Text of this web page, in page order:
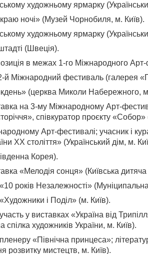
художньому ярмарку
ночі» (Музей Чорнобиля, м. Київ).
художньому ярмарку
(Швеція).
в межах 1-го Міжнародного
й Міжнародний фестиваль (галерея
(церква Миколи Набережного,
на 3-му Міжнародному Арт-
співкуратор проєкту «Собор»
Арт-фестивалі; учасник і
ХХ століття» (Український дім, м.
Корея).
«Мелодія сонця» (Київська
років Незалежності»
і Поділ» (м. Київ).
у виставках «Україна від
спілка художників України, м. Київ).
«Північна принцеса»;
розвитку мистецтв, м. Київ).